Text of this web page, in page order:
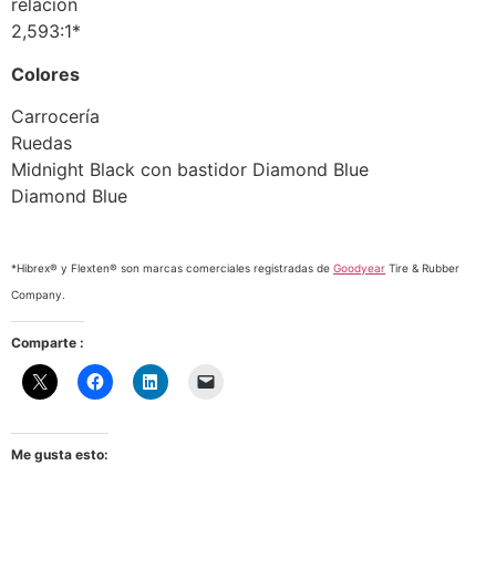
relación
2,593:1*
Colores
Carrocería
Ruedas
Midnight Black con bastidor Diamond Blue
Diamond Blue
*Hibrex® y Flexten® son marcas comerciales registradas de Goodyear Tire & Rubber
Company.
Comparte :
Me gusta esto: